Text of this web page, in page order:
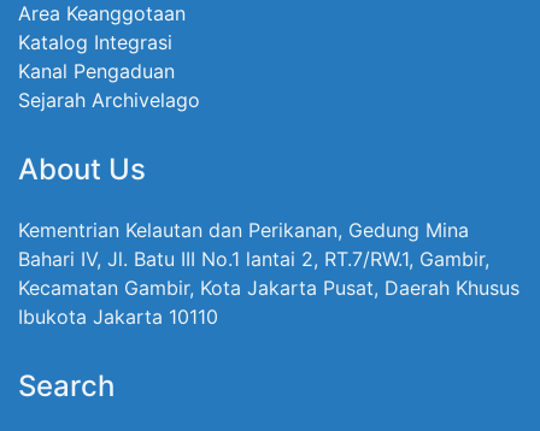
Area Keanggotaan
Katalog Integrasi
Kanal Pengaduan
Sejarah Archivelago
About Us
Kementrian Kelautan dan Perikanan, Gedung Mina
Bahari IV, Jl. Batu III No.1 lantai 2, RT.7/RW.1, Gambir,
Kecamatan Gambir, Kota Jakarta Pusat, Daerah Khusus
Ibukota Jakarta 10110
Search